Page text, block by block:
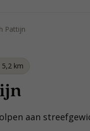
Pattijn
5,2 km
aan